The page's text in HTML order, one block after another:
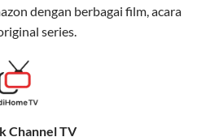
dari rumah.
mengelola jaringan dan
dengan berbagai film, acara
series.
Channel TV